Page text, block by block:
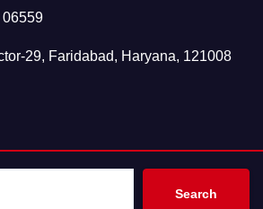
06559
29, Faridabad, Haryana, 121008
Search